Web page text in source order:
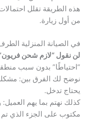
هذه الطريقة تقلل
من أول زيارة.
في الصيانة المنزلية
لن نقول “لازم شحن فريون”
“احتياطًا” بدون سبب
نوضح لك الفرق بين:
يحتاج تدخل.
كذلك نهتم بما يهم
مكتوب على الجزء الذي تم